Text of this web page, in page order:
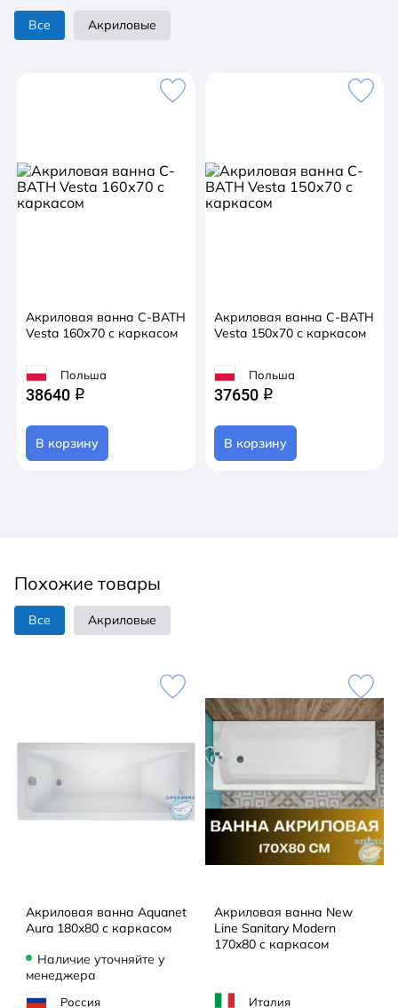
Все Акриловые
Акриловая ванна C-BATH
Vesta 160х70 с каркасом
Польша
38640 q
В корзину
Акриловая ванна C-BATH
Vesta 150х70 с каркасом
Польша
37650 q
В корзину
Похожие товары
Все Акриловые
Акриловая ванна Aquanet
Aura 180x80 с каркасом
Наличие уточняйте у
менеджера
Россия
Акриловая ванна New
Line Sanitary Modern
170x80 с каркасом
Италия